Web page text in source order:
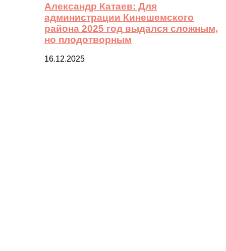
Александр Катаев: Для
администрации Кинешемского
района 2025 год выдался сложным,
но плодотворным
16.12.2025